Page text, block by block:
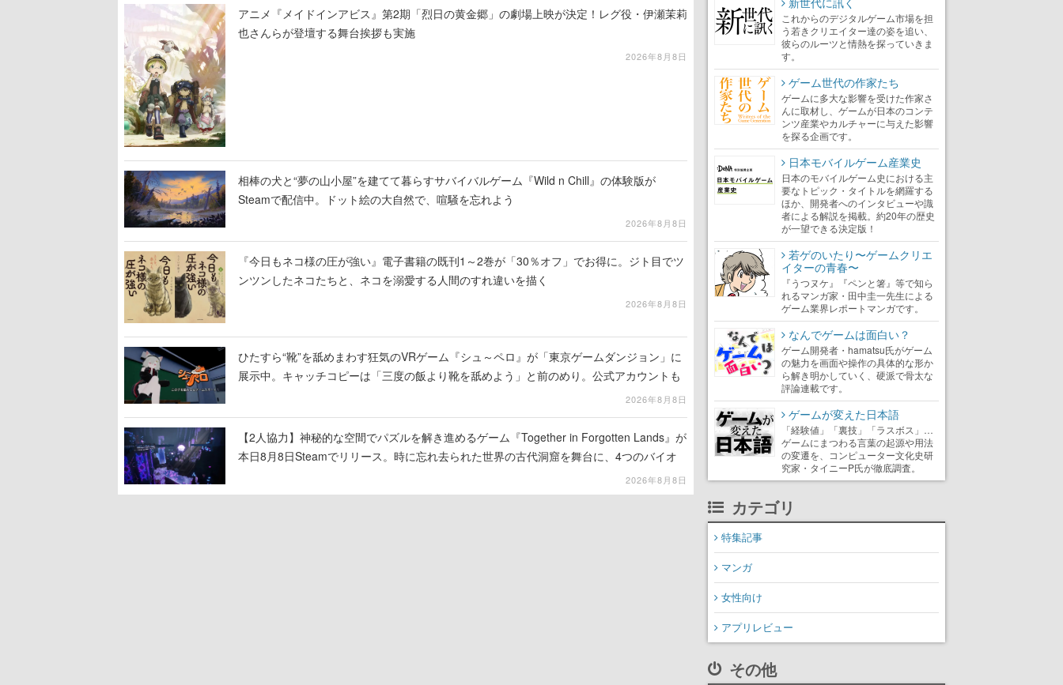
アニメ『メイドインアビス』第2期「烈日の黄金郷」の劇場上映が決定！レグ役・伊瀬茉莉
也さんらが登壇する舞台挨拶も実施
2026年8月8日
相棒の犬と“夢の山小屋”を建てて暮らすサバイバルゲーム『Wild n Chill』の体験版が
Steamで配信中。ドット絵の大自然で、喧騒を忘れよう
2026年8月8日
『今日もネコ様の圧が強い』電子書籍の既刊1～2巻が「30％オフ」でお得に。ジト目でツ
ンツンしたネコたちと、ネコを溺愛する人間のすれ違いを描く
2026年8月8日
ひたすら“靴”を舐めまわす狂気のVRゲーム『シュ～ペロ』が「東京ゲームダンジョン」に
展示中。キャッチコピーは「三度の飯より靴を舐めよう」と前のめり。公式アカウントも
2026年8月8日
【2人協力】神秘的な空間でパズルを解き進めるゲーム『Together in Forgotten Lands』が
本日8月8日Steamでリリース。時に忘れ去られた世界の古代洞窟を舞台に、4つのバイオ
2026年8月8日
これからのデジタルゲーム市場を担
う若きクリエイター達の姿を追い、
彼らのルーツと情熱を探っていきま
す。
ゲーム世代の作家たち
ゲームに多大な影響を受けた作家さ
んに取材し、ゲームが日本のコンテ
ンツ産業やカルチャーに与えた影響
を探る企画です。
日本モバイルゲーム産業史
日本のモバイルゲーム史における主
要なトピック・タイトルを網羅する
ほか、開発者へのインタビューや識
者による解説を掲載。約20年の歴史
が一望できる決定版！
若ゲのいたり〜ゲームクリエ
イターの青春〜
『うつヌケ』『ペンと箸』等で知ら
れるマンガ家・田中圭一先生による
ゲーム業界レポートマンガです。
なんでゲームは面白い？
ゲーム開発者・hamatsu氏がゲーム
の魅力を画面や操作の具体的な形か
ら解き明かしていく、硬派で骨太な
評論連載です。
ゲームが変えた日本語
「経験値」「裏技」「ラスボス」…
ゲームにまつわる言葉の起源や用法
の変遷を、コンピューター文化史研
究家・タイニーP氏が徹底調査。
カテゴリ
特集記事
マンガ
女性向け
アプリレビュー
その他